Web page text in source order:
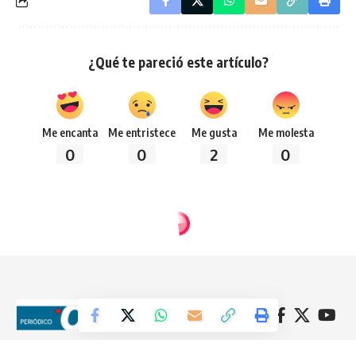
¿Qué te pareció este artículo?
Me encanta
0
Me entristece
0
Me gusta
2
Me molesta
0
Síguenos